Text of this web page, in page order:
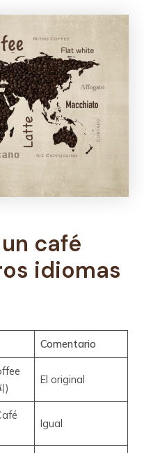
café
idiomas
Comentario
)
El original
Igual